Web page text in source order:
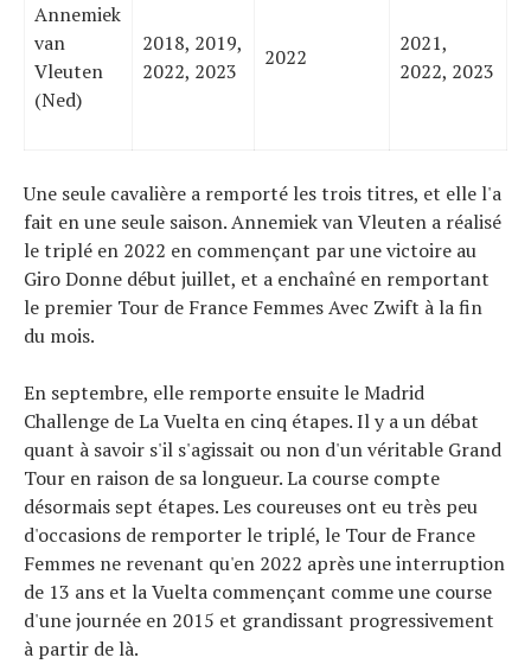
Annemiek
van
Vleuten
(Ned)
2018, 2019,
2022, 2023
2022
2021,
2022, 2023
Une seule cavalière a remporté les trois titres, et elle l'a
fait en une seule saison. Annemiek van Vleuten a réalisé
le triplé en 2022 en commençant par une victoire au
Giro Donne début juillet, et a enchaîné en remportant
le premier Tour de France Femmes Avec Zwift à la fin
du mois.
En septembre, elle remporte ensuite le Madrid
Challenge de La Vuelta en cinq étapes. Il y a un débat
quant à savoir s'il s'agissait ou non d'un véritable Grand
Tour en raison de sa longueur. La course compte
désormais sept étapes. Les coureuses ont eu très peu
d'occasions de remporter le triplé, le Tour de France
Femmes ne revenant qu'en 2022 après une interruption
de 13 ans et la Vuelta commençant comme une course
d'une journée en 2015 et grandissant progressivement
à partir de là.